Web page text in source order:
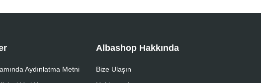
Aydınlatma Metni
Albashop Hakkında
Bize Ulaşın